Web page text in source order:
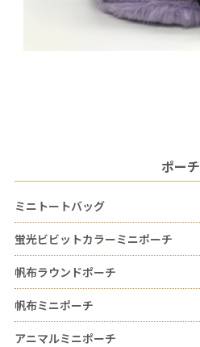
ポーチ
ミニトートバッグ
蛍光ビビットカラーミニポーチ
帆布ラウンドポーチ
帆布ミニポーチ
アニマルミニポーチ